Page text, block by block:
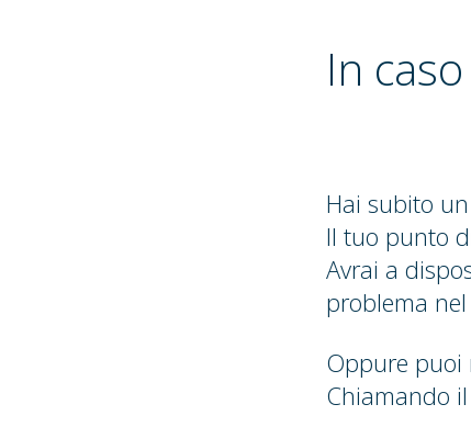
In
Hai subito
Il tuo punto
Avrai a
problema
Oppure puoi
Chiamando